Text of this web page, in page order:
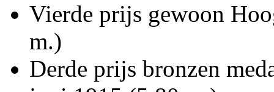
Vierde prijs gewoon
m.)
Derde prijs bronzen